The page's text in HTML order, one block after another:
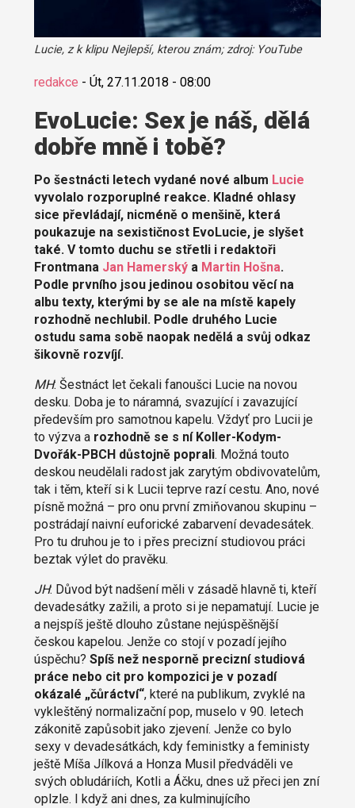
Lucie, z k klipu Nejlepší, kterou znám; zdroj: YouTube
redakce - Út, 27.11.2018 - 08:00
EvoLucie: Sex je náš, dělá
dobře mně i tobě?
Po šestnácti letech vydané nové album Lucie
vyvolalo rozporuplné reakce. Kladné ohlasy
sice převládají, nicméně o menšině, která
poukazuje na sexističnost EvoLucie, je slyšet
také. V tomto duchu se střetli i redaktoři
Frontmana Jan Hamerskýa Martin Hošna.
Podle prvního jsou jedinou osobitou věcí na
albu texty, kterými by se ale na místě kapely
rozhodně nechlubil. Podle druhého Lucie
ostudu sama sobě naopak nedělá a svůj odkaz
šikovně rozvíjí.
MH: Šestnáct let čekali fanoušci Lucie na novou
desku. Doba je to náramná, svazující i zavazující
především pro samotnou kapelu. Vždyť pro Lucii je
to výzva a rozhodně se s ní Koller-Kodym-
Dvořák-PBCH důstojně poprali. Možná touto
deskou neudělali radost jak zarytým obdivovatelům,
tak i těm, kteří si k Lucii teprve razí cestu. Ano, nové
písně možná – pro onu první zmiňovanou skupinu –
postrádají naivní euforické zabarvení devadesátek.
Pro tu druhou je to i přes precizní studiovou práci
beztak výlet do pravěku.
JH: Důvod být nadšení měli v zásadě hlavně ti, kteří
devadesátky zažili, a proto si je nepamatují. Lucie je
a nejspíš ještě dlouho zůstane nejúspěšnější
českou kapelou. Jenže co stojí v pozadí jejího
úspěchu? Spíš než nesporně precizní studiová
práce nebo cit pro kompozici je v pozadí
okázalé „čůráctví“, které na publikum, zvyklé na
vykleštěný normalizační pop, muselo v 90. letech
zákonitě zapůsobit jako zjevení. Jenže co bylo
sexy v devadesátkách, kdy feministky a feministy
ještě Míša Jílková a Honza Musil předváděli ve
svých obludáriích, Kotli a Áčku, dnes už přeci jen zní
oplzle. I když ani dnes, za kulminujícího